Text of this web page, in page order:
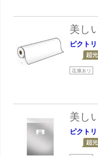
美し
ピクト
美し
ピクト